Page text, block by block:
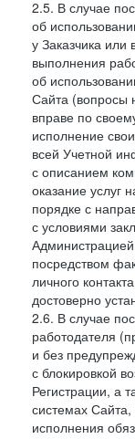
2.5. В случае
об
у Заказчика
выполнения
об
Сайта (вопросы
вправе по
исполнение
всей Учетной
с описанием
оказание услуг
порядке с
с условиями
посредством
личного
достоверно
2.6. В случае
работодателя
и без
с блокировкой
Регистрации, а
системах
исполнения